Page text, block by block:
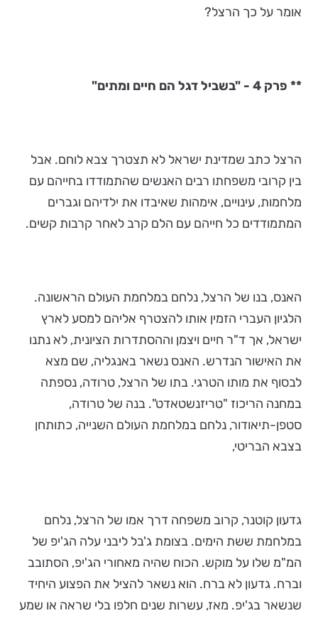
אומר על כך הרצל?
** פרק 4 - "בשביל דגל הם חיים ומתים"
הרצל כתב שמדינת ישראל לא תצטרך צבא לוחם. אבל
בין קרובי משפחתו רבים האנשים שהתמודדו בחייהם עם
מלחמות, עינויים, אימהות שאיבדו את ילדיהם וגברים
המתמודדים כל חייהם עם הלם קרב לאחר קרבות קשים.
האנס, בנו של הרצל, נלחם במלחמת העולם הראשונה.
הלגיון העברי הזמין אותו להצטרף אליהם למסע לארץ
ישראל, אך ד"ר חיים ויצמן וההסתדרות הציונית, לא נתנו
את האישור הנדרש. האנס נשאר באנגליה, שם מצא
לבסוף את מותו הטרגי. בתו של הרצל, טרודה, נספתה
במחנה הריכוז "טריזנשטאדט". בנה של טרודה,
סטפן-תיאודור, נלחם במלחמת העולם השנייה, כתותחן
בצבא הבריטי,
גדעון קוטנר, קרוב משפחה דרך אמו של הרצל, נלחם
במלחמת ששת הימים. בצומת ג'בל ליבני עלה הג'יפ של
המ"מ שלו על מוקש. הכוח שהיה מאחורי הג'יפ, הסתובב
וברח. גדעון לא ברח. הוא נשאר להציל את הפצוע היחיד
שנשאר בג'יפ. מאז, עשרות שנים חלפו בלי שראה או שמע